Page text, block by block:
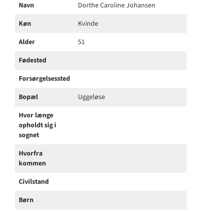
Navn
Dorthe Caroline Johansen
Køn
Kvinde
Alder
51
Fødested
Forsørgelsessted
Bopæl
Uggeløse
Hvor længe
opholdt sig i
sognet
Hvorfra
kommen
Civilstand
Børn